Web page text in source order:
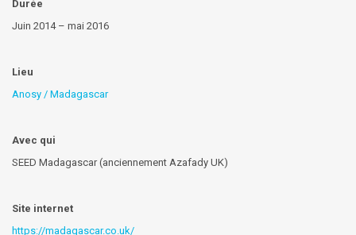
Durée
Juin 2014 – mai 2016
Lieu
Anosy / Madagascar
Avec qui
SEED Madagascar (anciennement Azafady UK)
Site internet
https://madagascar.co.uk/